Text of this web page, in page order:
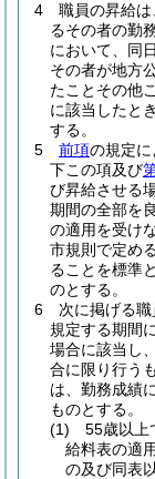
4
職員の昇給
るその者の勤
において、同
その者が地方
たことその他
に該当したと
する。
5
前項の規定に
下この項及び
び昇給させる
期間の全部を
の適用を受け
市規則で定め
ることを標準
のとする。
6
次に掲げる
規定する期間
場合に該当し
合に限り行う
は、勤務成績
ものとする。
(1)
55歳以上
給料表の適
の及び同表